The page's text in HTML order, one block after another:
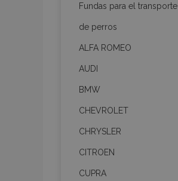
Fundas para el transporte
de perros
ALFA ROMEO
AUDI
BMW
CHEVROLET
CHRYSLER
CITROEN
CUPRA